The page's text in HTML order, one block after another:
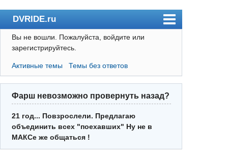
DVRIDE.ru
Форум
Пользователи
Правила
Поиск
Регистрация
Вход
Вы не вошли. Пожалуйста, войдите или
зарегистрируйтесь.
Активные темы Темы без ответов
Фарш невозможно провернуть назад?
21 год... Повзрослели. Предлагаю
объединить всех "поехавших" Ну не в
МАКСе же общаться !